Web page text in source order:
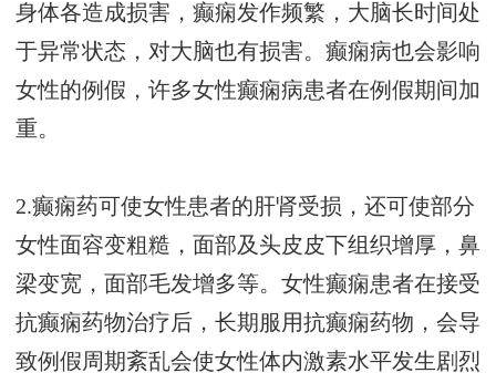
身体各造成损害，癫痫发作频繁，大脑长时间处
于异常状态，对大脑也有损害。癫痫病也会影响
女性的例假，许多女性癫痫病患者在例假期间加
重。
2.癫痫药可使女性患者的肝肾受损，还可使部分
女性面容变粗糙，面部及头皮皮下组织增厚，鼻
梁变宽，面部毛发增多等。女性癫痫患者在接受
抗癫痫药物治疗后，长期服用抗癫痫药物，会导
致例假周期紊乱会使女性体内激素水平发生剧烈